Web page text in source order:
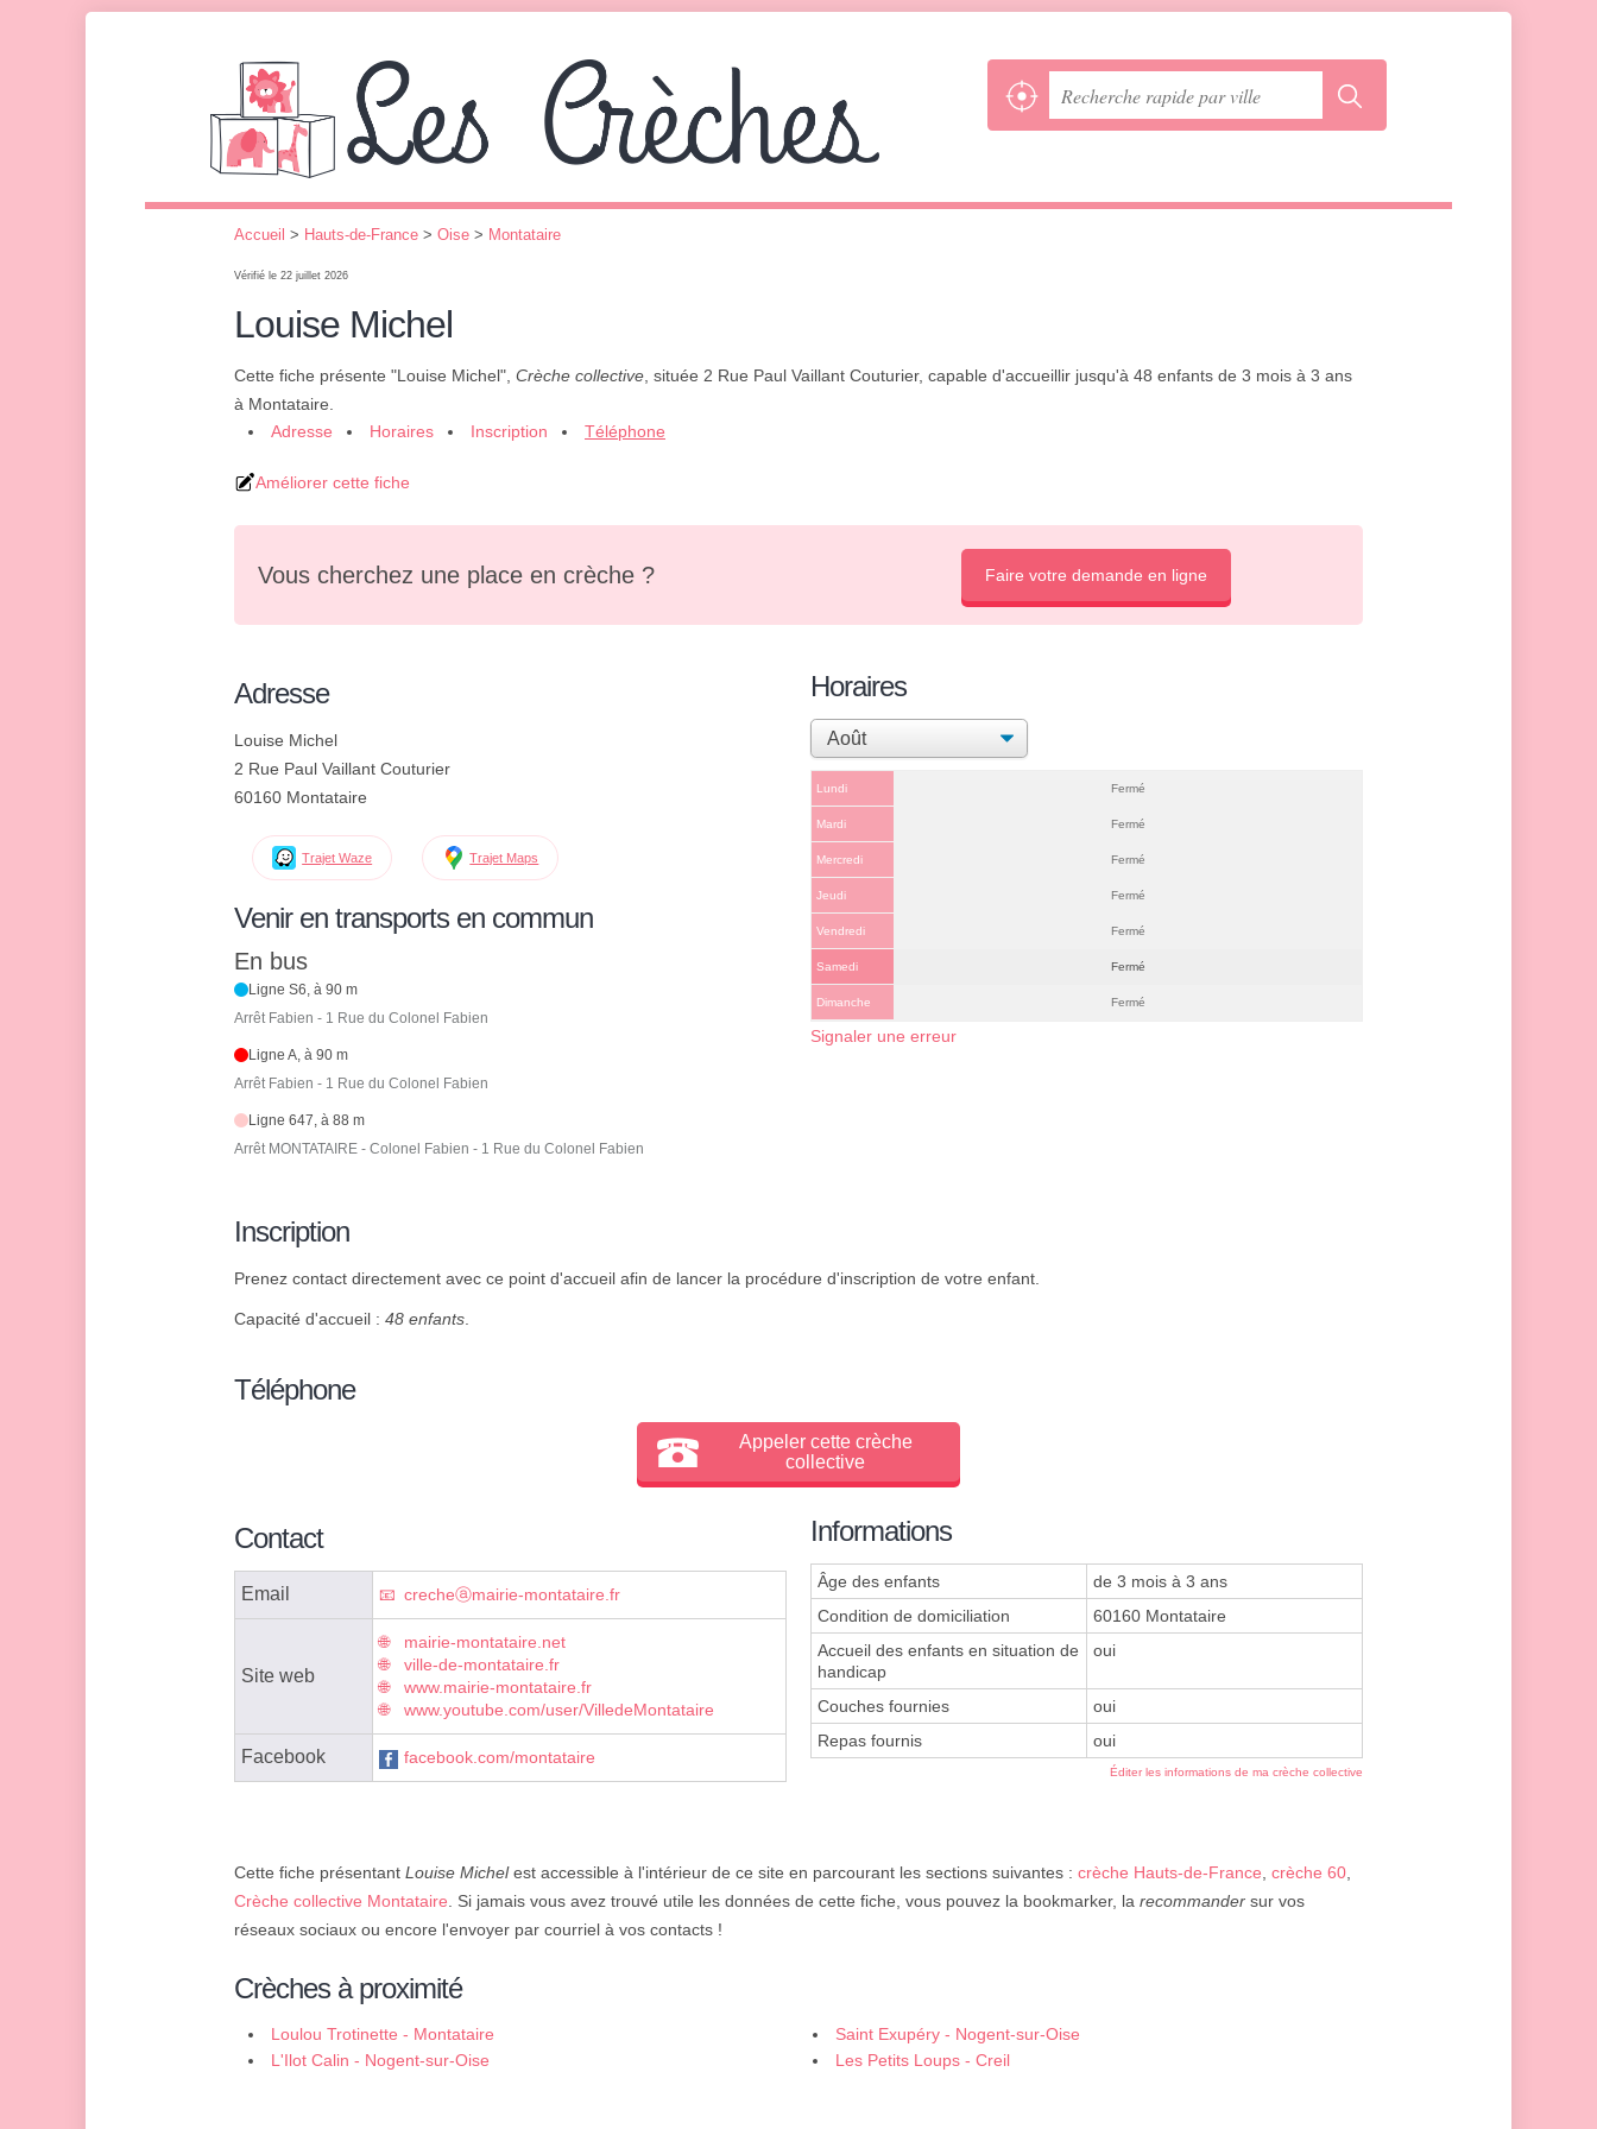
Accueil > Hauts-de-France > Oise > Montataire
Vérifié le 22 juillet 2026
Louise Michel
Cette fiche présente "Louise Michel", Crèche collective , située 2 Rue Paul Vaillant Couturier, capable d'accueillir jusqu'à 48 enfants de 3 mois à 3 ans
à Montataire.
Adresse
Horaires Inscription Téléphone
Améliorer cette fiche
Vous cherchez une place en crèche ? Faire votre demande en ligne
Adresse
Louise Michel
2 Rue Paul Vaillant Couturier
60160 Montataire
Trajet Waze Trajet Maps
Venir en transports en commun
En bus
Ligne S6, à 90 m
Arrêt Fabien - 1 Rue du Colonel Fabien
Ligne A, à 90 m
Arrêt Fabien - 1 Rue du Colonel Fabien
Ligne 647, à 88 m
Arrêt MONTATAIRE - Colonel Fabien - 1 Rue du Colonel Fabien
Horaires
Lundi Fermé
Mardi Fermé
Mercredi Fermé
Jeudi Fermé
Vendredi Fermé
Samedi Fermé
Dimanche Fermé
Signaler une erreur
Inscription
Prenez contact directement avec ce point d'accueil afin de lancer la procédure d'inscription de votre enfant.
Capacité d'accueil : 48 enfants.
Téléphone
Appeler cette crèche
collective
Contact
Email crecheⓐmairie-montataire.fr
Site web
mairie-montataire.net
ville-de-montataire.fr
www.mairie-montataire.fr
www.youtube.com/user/VilledeMontataire
Facebook facebook.com/montataire
Informations
Âge des enfants
de 3 mois à 3 ans
Condition de domiciliation
60160 Montataire
Accueil des enfants en situation de
handicap
oui
Couches fournies
oui
Repas fournis
oui
Éditer les informations de ma crèche collective
Cette fiche présentant Louise Michelest accessible à l'intérieur de ce site en parcourant les sections suivantes : crèche Hauts-de-France, crèche 60,
Crèche collective Montataire. Si jamais vous avez trouvé utile les données de cette fiche, vous pouvez la bookmarker, la recommander sur vos
réseaux sociaux ou encore l'envoyer par courriel à vos contacts !
Crèches à proximité
Loulou Trotinette - Montataire
Saint Exupéry - Nogent-sur-Oise
L'Ilot Calin - Nogent-sur-Oise
Les Petits Loups - Creil